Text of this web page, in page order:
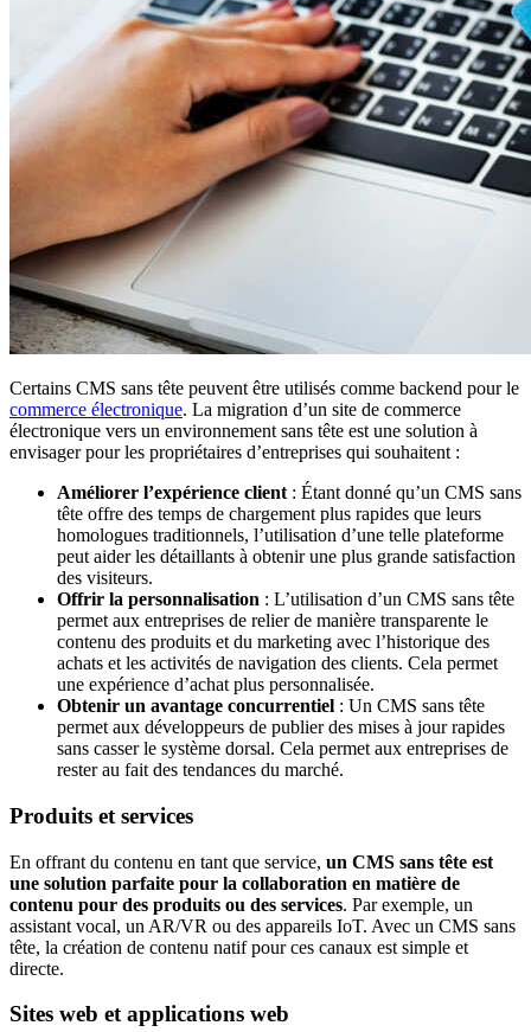
Certains CMS sans tête peuvent être utilisés comme backend pour le
commerce électronique. La migration d’un site de commerce
électronique vers un environnement sans tête est une solution à
envisager pour les propriétaires d’entreprises qui souhaitent :
Améliorer l’expérience client : Étant donné qu’un CMS sans
tête offre des temps de chargement plus rapides que leurs
homologues traditionnels, l’utilisation d’une telle plateforme
peut aider les détaillants à obtenir une plus grande satisfaction
des visiteurs.
Offrir la personnalisation : L’utilisation d’un CMS sans tête
permet aux entreprises de relier de manière transparente le
contenu des produits et du marketing avec l’historique des
achats et les activités de navigation des clients. Cela permet
une expérience d’achat plus personnalisée.
Obtenir un avantage concurrentiel : Un CMS sans tête
permet aux développeurs de publier des mises à jour rapides
sans casser le système dorsal. Cela permet aux entreprises de
rester au fait des tendances du marché.
Produits et services
En offrant du contenu en tant que service, un CMS sans tête est
une solution parfaite pour la collaboration en matière de
contenu pour des produits ou des services. Par exemple, un
assistant vocal, un AR/VR ou des appareils IoT. Avec un CMS sans
tête, la création de contenu natif pour ces canaux est simple et
directe.
Sites web et applications web